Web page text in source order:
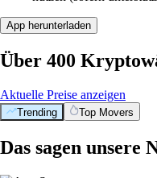
App herunterladen
Über 400
Aktuelle Preise anzeigen
Trending Top Movers
Das sagen unsere